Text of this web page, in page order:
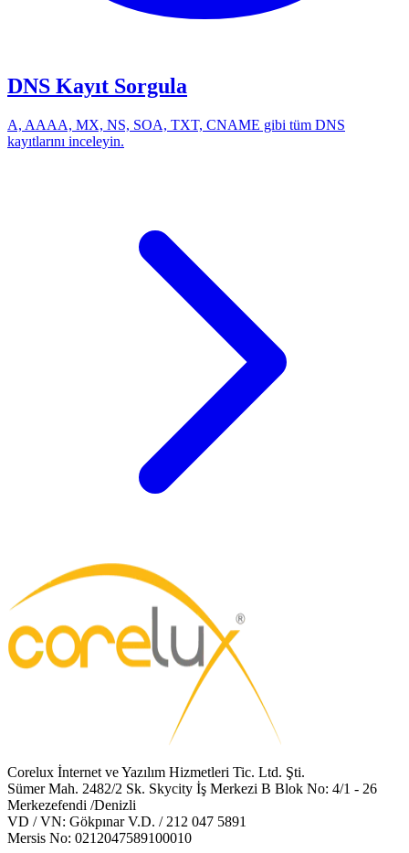
DNS Kayıt Sorgula
A, AAAA, MX, NS, SOA, TXT, CNAME gibi tüm DNS
kayıtlarını inceleyin.
Corelux İnternet ve Yazılım Hizmetleri Tic. Ltd. Şti.
Sümer Mah. 2482/2 Sk. Skycity İş Merkezi B Blok No: 4/1 - 26
Merkezefendi /Denizli
VD / VN: Gökpınar V.D. / 212 047 5891
Mersis No: 0212047589100010